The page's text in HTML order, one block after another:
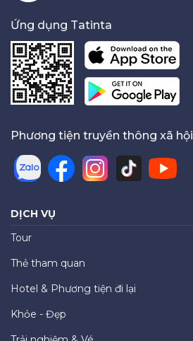
Ứng dụng Tatinta
Phương tiện truyền thông xã hội
DỊCH VỤ
Tour
Thẻ tham quan
Hotel & Phương tiện đi lại
Khỏe - Đẹp